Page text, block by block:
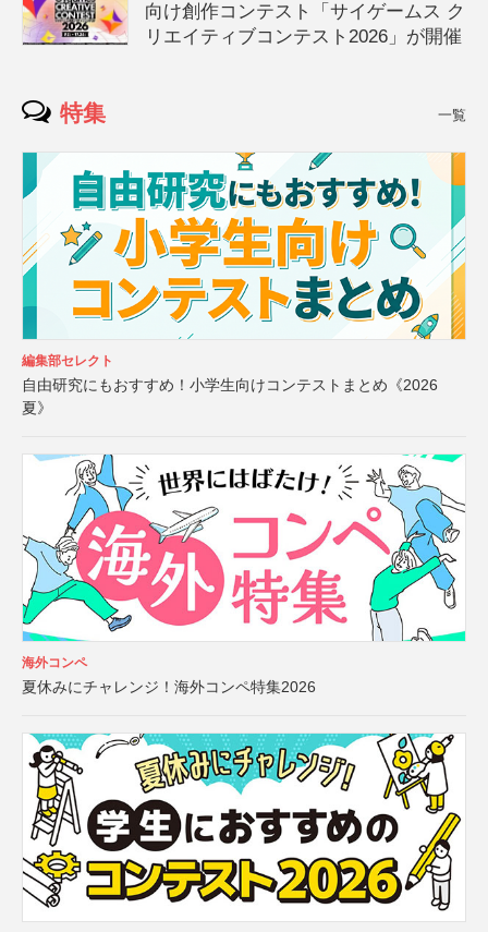
向け創作コンテスト「サイゲームス ク
リエイティブコンテスト2026」が開催
特集 一覧
編集部セレクト
自由研究にもおすすめ！小学生向けコンテストまとめ《2026
夏》
海外コンペ
夏休みにチャレンジ！海外コンペ特集2026